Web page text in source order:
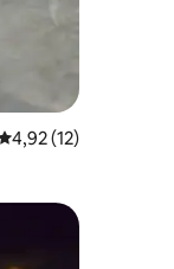
av 5 i
4,92 (12)